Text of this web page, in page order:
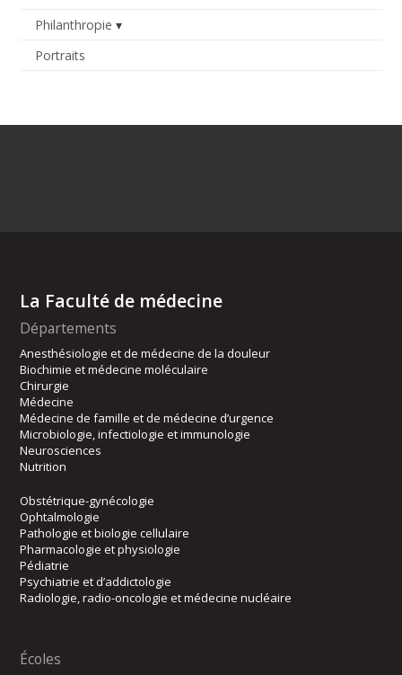
Philanthropie
Portraits
La Faculté de médecine
Départements
Anesthésiologie et de médecine de la douleur
Biochimie et médecine moléculaire
Chirurgie
Médecine
Médecine de famille et de médecine d’urgence
Microbiologie, infectiologie et immunologie
Neurosciences
Nutrition
Obstétrique-gynécologie
Ophtalmologie
Pathologie et biologie cellulaire
Pharmacologie et physiologie
Pédiatrie
Psychiatrie et d’addictologie
Radiologie, radio-oncologie et médecine nucléaire
Écoles